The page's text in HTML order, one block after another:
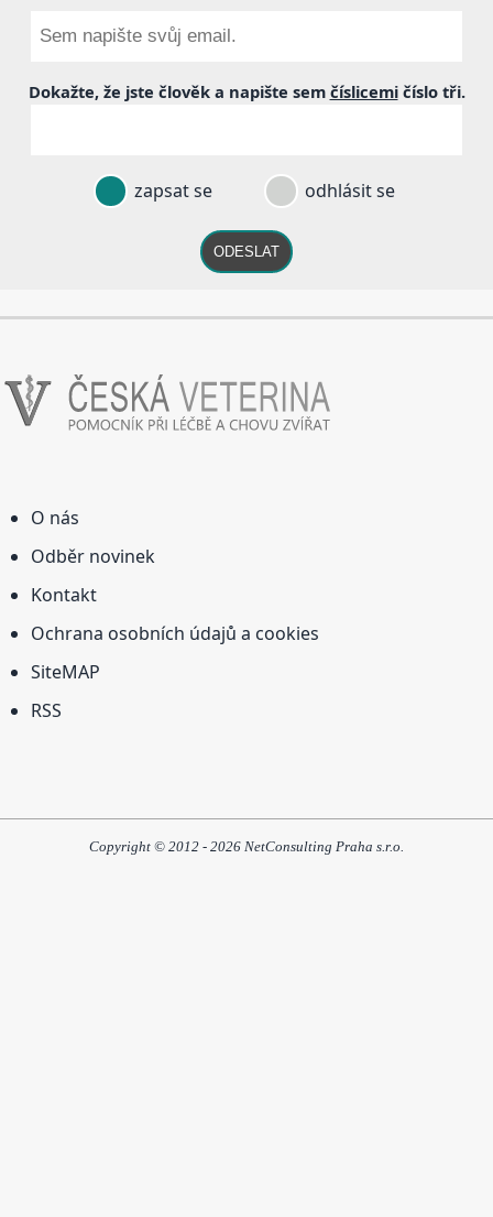
Dokažte, že jste člověk a napište sem číslicemičíslo tři.
zapsat se odhlásit se
ODESLAT
O nás
Odběr novinek
Kontakt
Ochrana osobních údajů a cookies
SiteMAP
RSS
Copyright © 2012 - 2026 NetConsulting Praha s.r.o.